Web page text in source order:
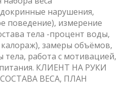
нарушения,
поведение), измерение
тела -процент воды,
калораж), замеры объёмов,
тела, работа с мотивацией,
КЛИЕНТ НА РУКИ
ВЕСА, ПЛАН